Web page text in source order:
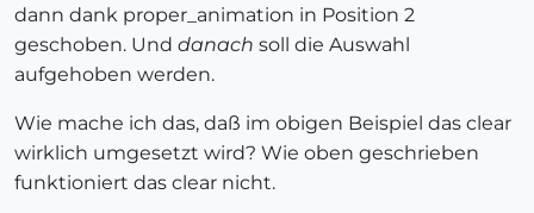
dann dank proper_animation in Position 2
geschoben. Und danach soll die Auswahl
aufgehoben werden.
Wie mache ich das, daß im obigen Beispiel das clear
wirklich umgesetzt wird? Wie oben geschrieben
funktioniert das clear nicht.